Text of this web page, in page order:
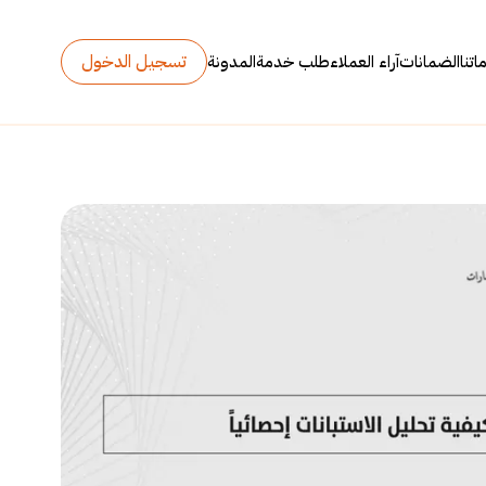
الضماناتآراء العملاءطلب خدمةالمدونة تسجيل الدخول